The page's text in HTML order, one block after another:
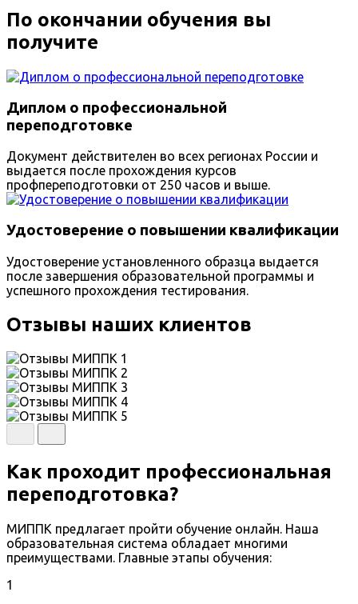
По окончании обучения вы
получите
Диплом о профессиональной
переподготовке
Документ действителен во всех регионах России и
выдается после прохождения курсов
профпереподготовки от 250 часов и выше.
Удостоверение о повышении квалификации
Удостоверение установленного образца выдается
после завершения образовательной программы и
успешного прохождения тестирования.
Отзывы наших клиентов
Как проходит профессиональная
переподготовка?
МИППК предлагает пройти обучение онлайн. Наша
образовательная система обладает многими
преимуществами. Главные этапы обучения:
1